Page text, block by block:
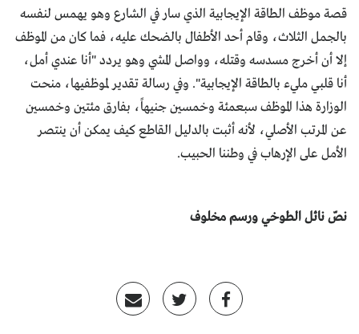
قصة موظف الطاقة الإيجابية الذي سار في الشارع وهو يهمس لنفسه
بالجمل الثلاث، وقام أحد الأطفال بالضحك عليه، فما كان من الموظف
إلا أن أخرج مسدسه وقتله، وواصل المشي وهو يردد "أنا عندي أمل،
أنا قلبي مليء بالطاقة الإيجابية". وفي رسالة تقدير لموظفيها، منحت
الوزارة هذا الموظف سبعمئة وخمسين جنيهاً، بفارق مئتين وخمسين
عن المرتب الأصلي، لأنه أثبت بالدليل القاطع كيف يمكن أن ينتصر
الأمل على الإرهاب في وطننا الحبيب.
نصّ نائل الطوخي ورسم مخلوف